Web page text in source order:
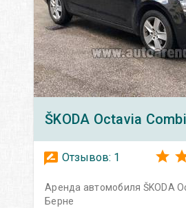
ŠKODA Octavia Сombi
Отзывов: 1
Аренда автомобиля ŠKODA
Берне